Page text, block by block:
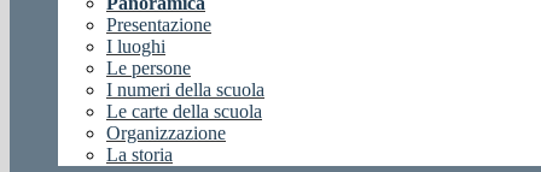
Presentazione
I luoghi
Le persone
I numeri della scuola
Le carte della scuola
Organizzazione
La storia